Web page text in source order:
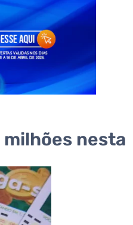
milhões nesta